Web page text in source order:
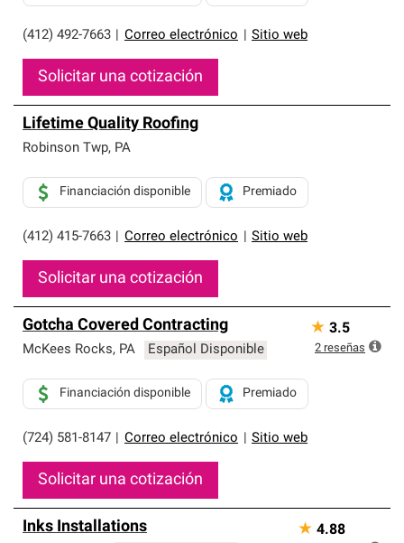
(412) 492-7663 Correo electrónico Sitio web
Solicitar una cotización
Lifetime Quality Roofing
Robinson Twp, PA
(412) 415-7663 Correo electrónico Sitio web
Financiación disponible Premiado
Solicitar una cotización
Gotcha Covered Contracting
McKees Rocks, PA Español Disponible
(724) 581-8147 Correo electrónico Sitio web
Financiación disponible Premiado
Solicitar una cotización
★ 3.5
2 reseñas
Inks Installations ★ 4.88